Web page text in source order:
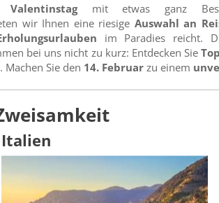
mit etwas ganz
wir Ihnen eine riesige Auswahl an
im Paradies reicht.
bei uns nicht zu kurz: Entdecken Sie
Machen Sie den 14. Februar zu einem
Italien